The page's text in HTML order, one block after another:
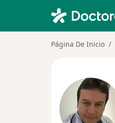
Página De Inicio